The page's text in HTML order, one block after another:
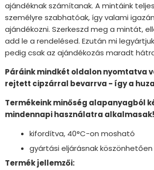
ajándéknak számítanak. A mintáink
személyre szabhatóak, így valami
ajándékozni. Szerkeszd meg a mintát,
add le a rendelésed. Ezután mi
pedig csak az ajándékozás maradt
Páráink mindkét oldalon nyomtatva
rejtett cipzárral bevarrva - így a
Termékeink minőség alapanyagból
mindennapi használatra alkalmasak!
kifordítva, 40°C-on mosható
gyártási eljárásnak
Termék jellemzői: